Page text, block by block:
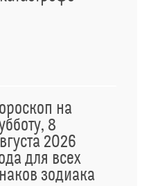
на
8
2026
для всех
зодиака